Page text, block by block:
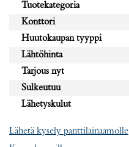
Tuotekategoria
Konttori
Huutokaupan tyyppi
Lähtöhinta
Tarjous nyt
Sulkeutuu
Lähetyskulut
Lähetä kysely panttilainaamolle